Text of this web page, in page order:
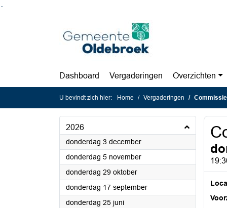
Dashboard Vergaderingen Overzichten
U bevindt zich hier: Home Vergaderingen
2026
donderdag 3 december2026
donderdag 5 november2026
donderdag 29 oktober2026
donderdag 17 september2026
donderdag 25 juni2026